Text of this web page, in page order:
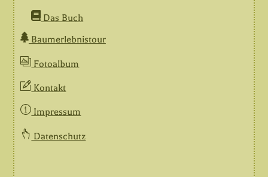
Das Buch
Baumerlebnistour
Fotoalbum
Kontakt
Impressum
Datenschutz